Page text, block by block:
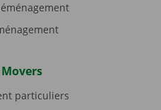
particuliers